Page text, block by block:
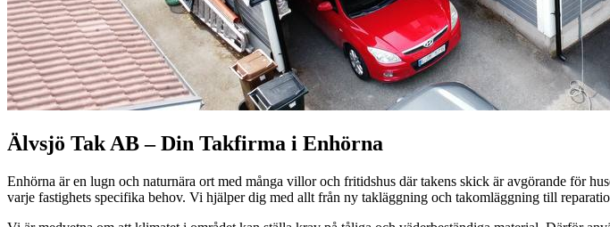
Älvsjö Tak AB – Din Takfirma i Enhörna
Enhörna är en lugn och naturnära ort med många villor och fritidshus där takens skick är avgörande för
varje fastighets specifika behov. Vi hjälper dig med allt från ny takläggning och takomläggning till